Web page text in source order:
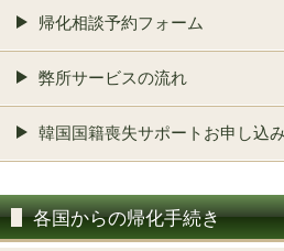
帰化相談予約フォーム
弊所サービスの流れ
韓国国籍喪失サポートお申し込
各国からの帰化手続き